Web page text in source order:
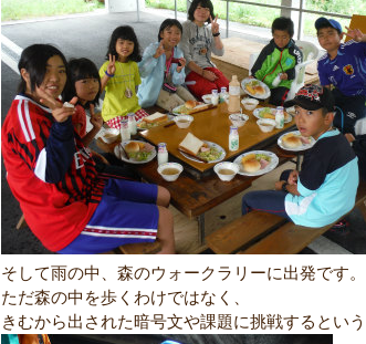
そして雨の中、森のウォークラリーに出発です。
ただ森の中を歩くわけではなく、
きむから出された暗号文や課題に挑戦するという